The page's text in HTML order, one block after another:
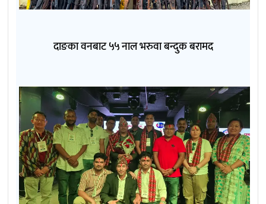
दाङका वनबाट ५५ नाल भरुवा बन्दुक बरामद